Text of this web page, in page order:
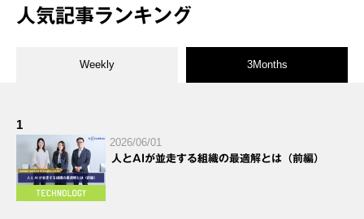
人気記事ランキング
Weekly 3Months
1
2026/06/01
人とAIが並走する組織の最適解とは（前編）